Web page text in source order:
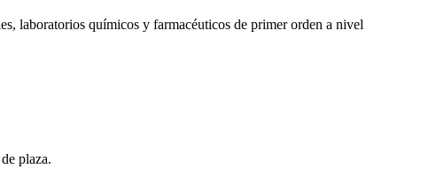
laboratorios químicos y farmacéuticos de primer orden a nivel
plaza.